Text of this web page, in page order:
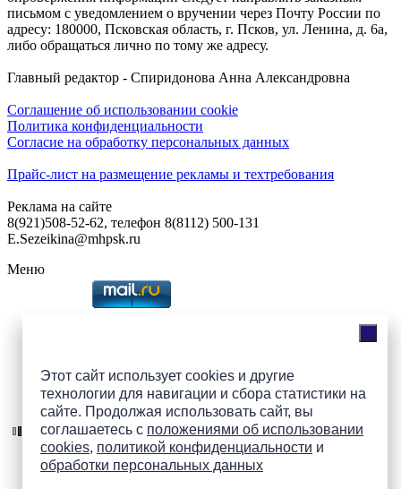
Этот сайт использует cookies и другие
технологии для навигации и сбора статистики на
сайте. Продолжая использовать сайт, вы
соглашаетесь с положениями об использовании
cookies, политикой конфиденциальности и
обработки персональных данных
письмом с уведомлением о вручении через Почту России по
адресу: 180000, Псковская область, г. Псков, ул. Ленина, д. 6а,
либо обращаться лично по тому же адресу.
Главный редактор - Спиридонова Анна Александровна
Соглашение об использовании cookie
Политика конфиденциальности
Согласие на обработку персональных данных
Прайс-лист на размещение рекламы и техтребования
Реклама на сайте
8(921)508-52-62, телефон 8(8112) 500-131
E.Sezeikina@mhpsk.ru
Меню
Подпишись на группы
ПАИ в соцсетях!